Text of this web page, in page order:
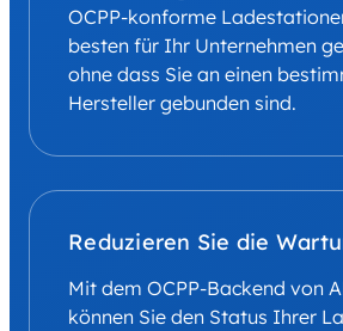
OCPP-konforme
besten für Ihr Unternehmen
ohne dass Sie an einen
Hersteller gebunden sind.
Reduzieren Sie die
Mit dem OCPP-Backend von
können Sie den Status Ihrer